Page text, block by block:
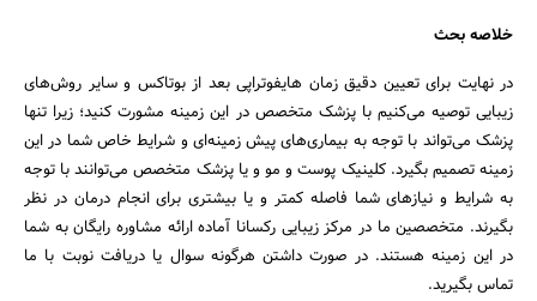
خلاصه بحث
در نهایت برای تعیین دقیق زمان هایفوتراپی بعد از بوتاکس و سایر روش‌های
زیبایی توصیه می‌کنیم با پزشک متخصص در این زمینه مشورت کنید؛ زیرا تنها
پزشک می‌تواند با توجه به بیماری‌های پیش زمینه‌ای و شرایط خاص شما در این
زمینه تصمیم بگیرد. کلینیک‌ پوست و مو و یا پزشک متخصص می‌توانند با توجه
به شرایط و نیاز‌های شما فاصله کمتر و یا بیشتری برای انجام درمان در نظر
بگیرند. متخصصین ما در مرکز زیبایی رکسانا آماده ارائه مشاوره رایگان به شما
در این زمینه هستند. در صورت داشتن هرگونه سوال یا دریافت نوبت با ما
تماس بگیرید.